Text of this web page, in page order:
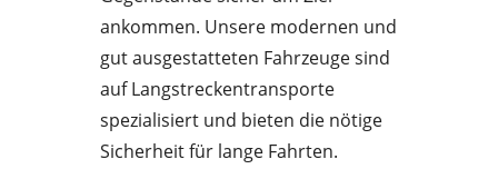
ankommen. Unsere modernen und
gut ausgestatteten Fahrzeuge sind
auf Langstreckentransporte
spezialisiert und bieten die nötige
Sicherheit für lange Fahrten.